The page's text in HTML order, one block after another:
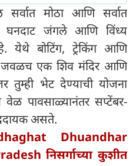
सर्वात मोठा आणि सर्वात
जंगले आणि विंध्य
येथे बोटिंग, ट्रेकिंग आणि
जवळच एक शिव मंदिर आणि
तुम्ही भेट देण्याची योजना
पावसाळ्यानंतर सप्टेंबर-
असते.
Dhuandhar
निसर्गाच्या कुशीत